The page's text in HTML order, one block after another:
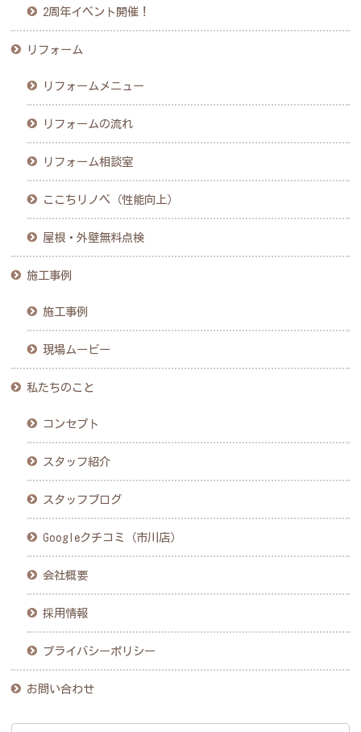
2周年イベント開催！
リフォーム
リフォームメニュー
リフォームの流れ
リフォーム相談室
ここちリノベ（性能向上）
屋根・外壁無料点検
施工事例
施工事例
現場ムービー
私たちのこと
コンセプト
スタッフ紹介
スタッフブログ
Googleクチコミ（市川店）
会社概要
採用情報
プライバシーポリシー
お問い合わせ